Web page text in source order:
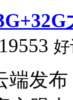
19553
端发